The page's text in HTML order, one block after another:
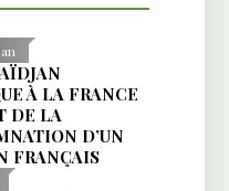
À LA FRANCE
DE LA
D’UN
FRANÇAIS